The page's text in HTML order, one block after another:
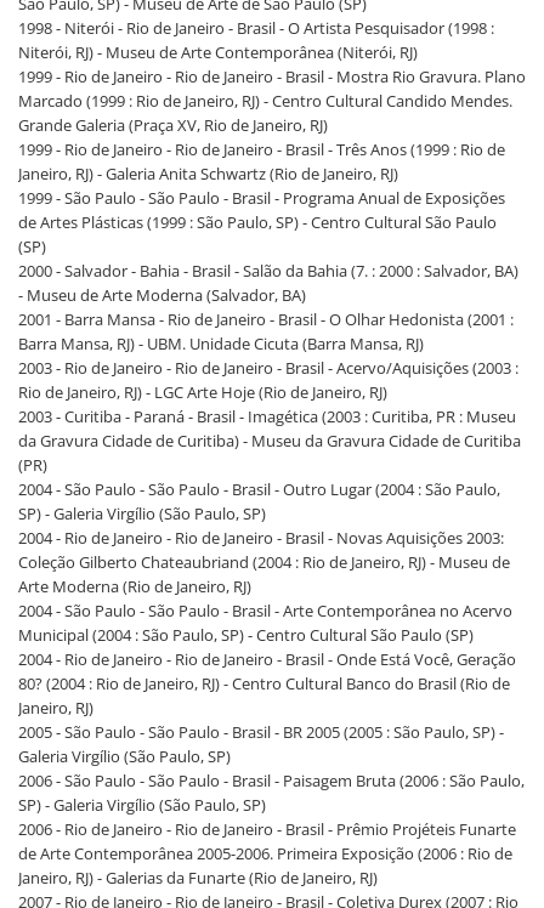
1998 - Niterói - Rio de Janeiro - Brasil - O Artista Pesquisador (1998 :
Niterói, RJ) - Museu de Arte Contemporânea (Niterói, RJ)
1999 - Rio de Janeiro - Rio de Janeiro - Brasil - Mostra Rio Gravura. Plano
Marcado (1999 : Rio de Janeiro, RJ) - Centro Cultural Candido Mendes.
Grande Galeria (Praça XV, Rio de Janeiro, RJ)
1999 - Rio de Janeiro - Rio de Janeiro - Brasil - Três Anos (1999 : Rio de
Janeiro, RJ) - Galeria Anita Schwartz (Rio de Janeiro, RJ)
1999 - São Paulo - São Paulo - Brasil - Programa Anual de Exposições
de Artes Plásticas (1999 : São Paulo, SP) - Centro Cultural São Paulo
(SP)
2000 - Salvador - Bahia - Brasil - Salão da Bahia (7. : 2000 : Salvador, BA)
- Museu de Arte Moderna (Salvador, BA)
2001 - Barra Mansa - Rio de Janeiro - Brasil - O Olhar Hedonista (2001 :
Barra Mansa, RJ) - UBM. Unidade Cicuta (Barra Mansa, RJ)
2003 - Rio de Janeiro - Rio de Janeiro - Brasil - Acervo/Aquisições (2003 :
Rio de Janeiro, RJ) - LGC Arte Hoje (Rio de Janeiro, RJ)
2003 - Curitiba - Paraná - Brasil - Imagética (2003 : Curitiba, PR : Museu
da Gravura Cidade de Curitiba) - Museu da Gravura Cidade de Curitiba
(PR)
2004 - São Paulo - São Paulo - Brasil - Outro Lugar (2004 : São Paulo,
SP) - Galeria Virgílio (São Paulo, SP)
2004 - Rio de Janeiro - Rio de Janeiro - Brasil - Novas Aquisições 2003:
Coleção Gilberto Chateaubriand (2004 : Rio de Janeiro, RJ) - Museu de
Arte Moderna (Rio de Janeiro, RJ)
2004 - São Paulo - São Paulo - Brasil - Arte Contemporânea no Acervo
Municipal (2004 : São Paulo, SP) - Centro Cultural São Paulo (SP)
2004 - Rio de Janeiro - Rio de Janeiro - Brasil - Onde Está Você, Geração
80? (2004 : Rio de Janeiro, RJ) - Centro Cultural Banco do Brasil (Rio de
Janeiro, RJ)
2005 - São Paulo - São Paulo - Brasil - BR 2005 (2005 : São Paulo, SP) -
Galeria Virgílio (São Paulo, SP)
2006 - São Paulo - São Paulo - Brasil - Paisagem Bruta (2006 : São Paulo,
SP) - Galeria Virgílio (São Paulo, SP)
2006 - Rio de Janeiro - Rio de Janeiro - Brasil - Prêmio Projéteis Funarte
de Arte Contemporânea 2005-2006. Primeira Exposição (2006 : Rio de
Janeiro, RJ) - Galerias da Funarte (Rio de Janeiro, RJ)
2007 - Rio de Janeiro - Rio de Janeiro - Brasil - Coletiva Durex (2007 : Rio